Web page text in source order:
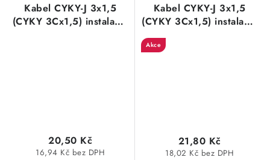
Kabel CYKY-J 3x1,5
(CYKY 3Cx1,5) instalační
16,94 Kč bez DPH
20,50 Kč
Kabel CYKY-J 3x1,5
(CYKY 3Cx1,5) instalační
žlutozelená-modrá-
hnědá, balení 100m
Akce
18,02 Kč bez DPH
21,80 Kč